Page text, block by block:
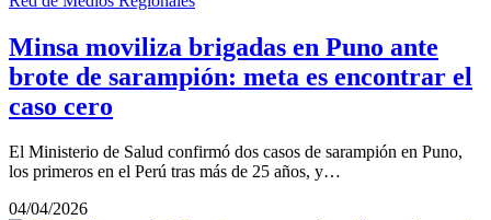
Minsa moviliza brigadas en Puno ante
brote de sarampión: meta es encontrar el
caso cero
El Ministerio de Salud confirmó dos casos de sarampión en Puno,
los primeros en el Perú tras más de 25 años, y…
04/04/2026